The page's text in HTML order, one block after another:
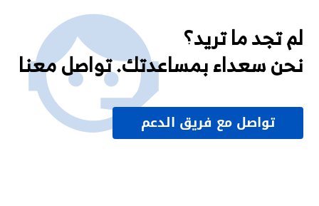
لم تجد ما تريد؟
نحن سعداء بمساعدتك. تواصل معنا
تواصل مع فريق الدعم